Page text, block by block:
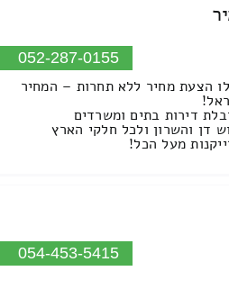
052-287-0155
הצעת מחיר ללא תחרות – המחיר
דירות בתים ומשרדים
דן והשרון ולכל חלקי הארץ
מעל הכל!
054-453-5415